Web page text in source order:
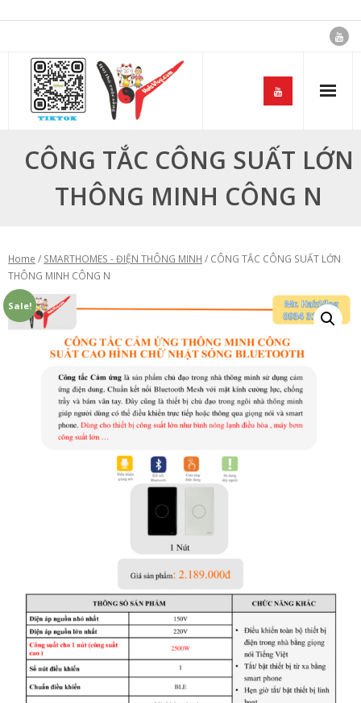
content
CÔNG TẮC CÔNG SUẤT LỚN
THÔNG MINH CÔNG N
Home / SMARTHOMES - ĐIỆN THÔNG MINH / CÔNG TẮC CÔNG SUẤT LỚN
THÔNG MINH CÔNG N
Sale!